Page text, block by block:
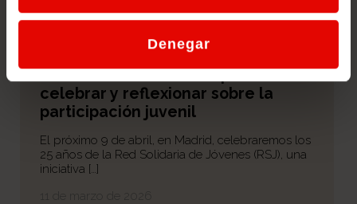
Denegar
25 años de la Red Solidaria de
Jóvenes: un encuentro para
celebrar y reflexionar sobre la
participación juvenil
El próximo 9 de abril, en Madrid, celebraremos los
25 años de la Red Solidaria de Jóvenes (RSJ), una
iniciativa […]
11 de marzo de 2026